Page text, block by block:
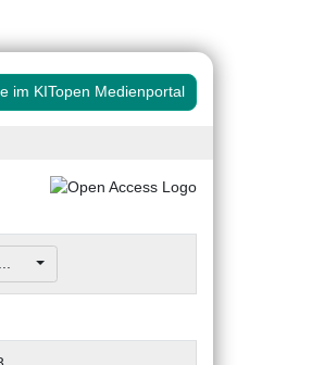
im KITopen Medienportal
...